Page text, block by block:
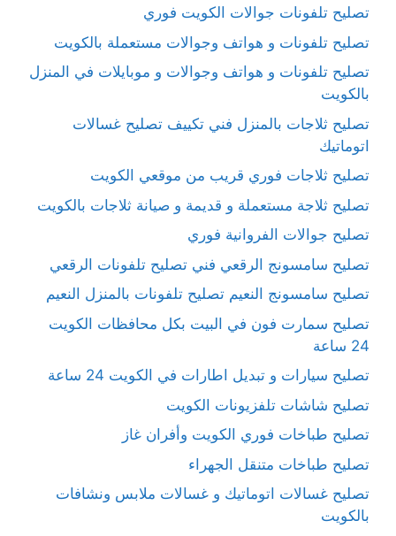
تصليح تلفونات جوالات الكويت فوري
تصليح تلفونات و هواتف وجوالات مستعملة بالكويت
تصليح تلفونات و هواتف وجوالات و موبايلات في المنزل
بالكويت
تصليح ثلاجات بالمنزل فني تكييف تصليح غسالات
اتوماتيك
تصليح ثلاجات فوري قريب من موقعي الكويت
تصليح ثلاجة مستعملة و قديمة و صيانة ثلاجات بالكويت
تصليح جوالات الفروانية فوري
تصليح سامسونج الرقعي فني تصليح تلفونات الرقعي
تصليح سامسونج النعيم تصليح تلفونات بالمنزل النعيم
تصليح سمارت فون في البيت بكل محافظات الكويت
24 ساعة
تصليح سيارات و تبديل اطارات في الكويت 24 ساعة
تصليح شاشات تلفزيونات الكويت
تصليح طباخات فوري الكويت وأفران غاز
تصليح طباخات متنقل الجهراء
تصليح غسالات اتوماتيك و غسالات ملابس ونشافات
بالكويت